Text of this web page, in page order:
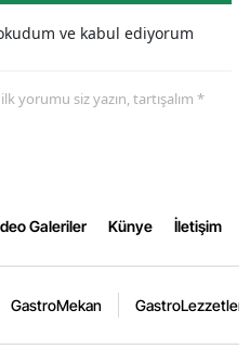
ve kabul ediyorum
yorumu siz yazın, tartışalım *
Galeriler Künye İletişim
GastroMekan GastroLezzetler